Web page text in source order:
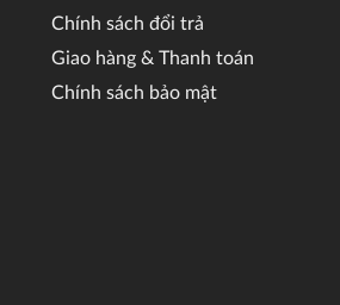
Chính sách đổi trả
Giao hàng & Thanh toán
Chính sách bảo mật